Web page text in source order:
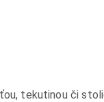
tekutinou či